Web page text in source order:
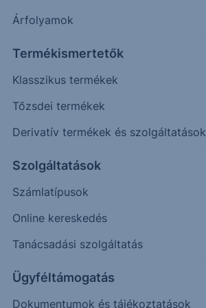
Árfolyamok
Termékismertetők
Klasszikus termékek
Tőzsdei termékek
Derivatív termékek és szolgáltatások
Szolgáltatások
Számlatípusok
Online kereskedés
Tanácsadási szolgáltatás
Ügyféltámogatás
Dokumentumok és tájékoztatások
További információk kérése
Erste Market Pro belépés